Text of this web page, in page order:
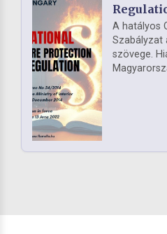
A hatályos
Szabályzat
szövege.